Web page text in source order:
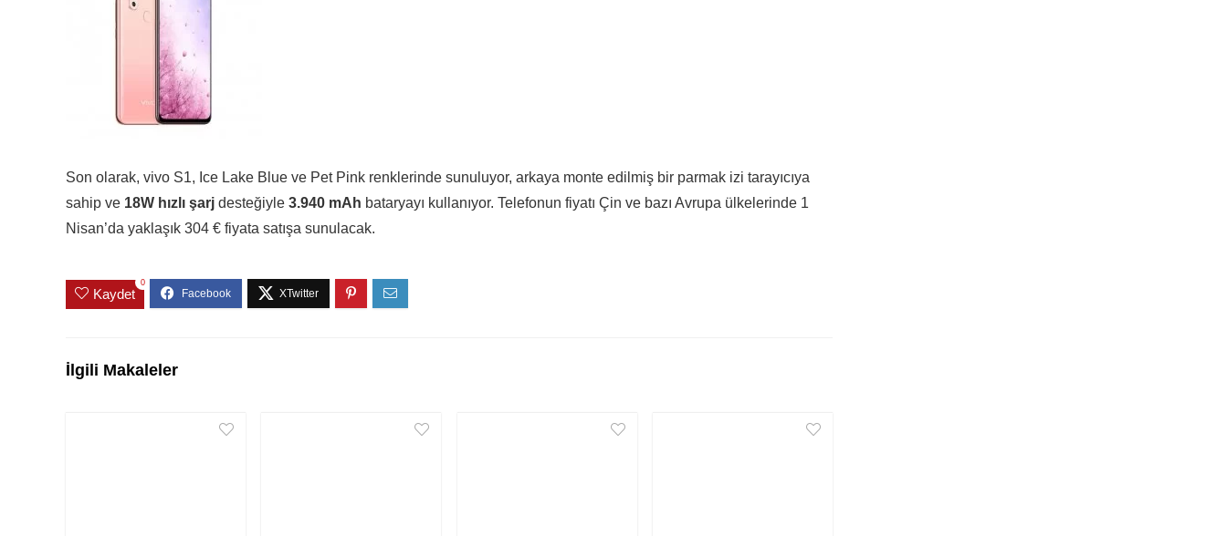
Son olarak, vivo S1, Ice Lake Blue ve Pet Pink renklerinde sunuluyor, arkaya monte edilmiş bir parmak izi tarayıcıya
sahip ve 18W hızlı şarj desteğiyle 3.940 mAh bataryayı kullanıyor. Telefonun fiyatı Çin ve bazı Avrupa ülkelerinde 1
Nisan’da yaklaşık 304 € fiyata satışa sunulacak.
Kaydet
0
İlgili Makaleler